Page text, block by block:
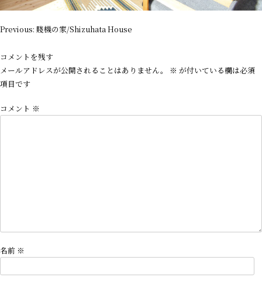
投
ナ
ビ
ゲ
シ
Previous: 賤機の家/Shizuhata House
コメントを残す
メールアドレスが公開されることはありません。
※ が付いている欄は必須
項目です
コメント ※
名前 ※